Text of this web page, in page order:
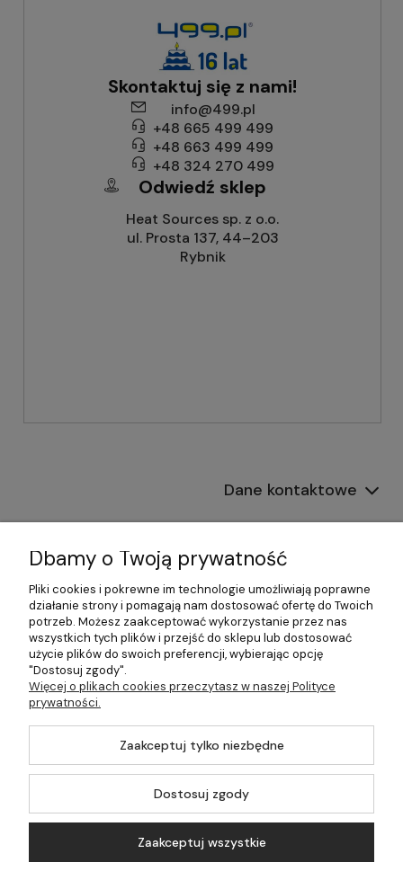
Skontaktuj się z nami!
info@499.pl
+48 665 499 499
+48 663 499 499
+48 324 270 499
Odwiedź sklep
Heat Sources sp. z o.o.
ul. Prosta 137, 44–203
Rybnik
Dane kontaktowe
Informacje
Płatności i dostawa
Pomoc
Moje konto
©2026 Wszelkie Prawa Zastrzeżone | 499.pl - najlepszy sklep z
Dbamy o Twoją prywatność
Pliki cookies i pokrewne im technologie umożliwiają poprawne
działanie strony i pomagają nam dostosować ofertę do Twoich
potrzeb. Możesz zaakceptować wykorzystanie przez nas
wszystkich tych plików i przejść do sklepu lub dostosować
użycie plików do swoich preferencji, wybierając opcję
"Dostosuj zgody".
Więcej o plikach cookies przeczytasz w naszej Polityce
prywatności.
Zaakceptuj tylko niezbędne
Dostosuj zgody
Zaakceptuj wszystkie